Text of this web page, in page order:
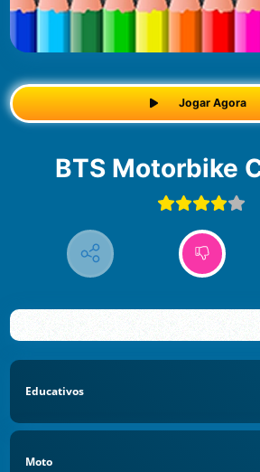
Jogar Agora
BTS Motorbike
Educativos
Moto